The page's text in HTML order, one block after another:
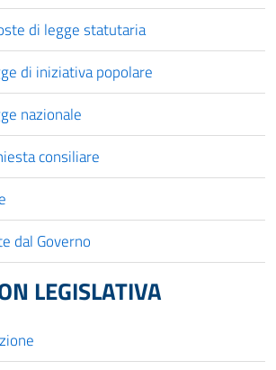
di legge statutaria
di iniziativa popolare
nazionale
consiliare
dal Governo
LEGISLATIVA